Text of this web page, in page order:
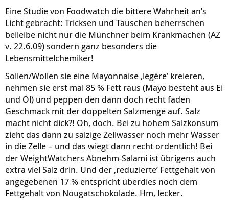
Eine Studie von Foodwatch die bittere Wahrheit an’s
Licht gebracht: Tricksen und Täuschen beherrschen
beileibe nicht nur die Münchner beim Krankmachen (AZ
v. 22.6.09) sondern ganz besonders die
Lebensmittelchemiker!
Sollen/Wollen sie eine Mayonnaise ‚legère’ kreieren,
nehmen sie erst mal 85 % Fett raus (Mayo besteht aus Ei
und Öl) und peppen den dann doch recht faden
Geschmack mit der doppelten Salzmenge auf. Salz
macht nicht dick?! Oh, doch. Bei zu hohem Salzkonsum
zieht das dann zu salzige Zellwasser noch mehr Wasser
in die Zelle – und das wiegt dann recht ordentlich! Bei
der WeightWatchers Abnehm-Salami ist übrigens auch
extra viel Salz drin. Und der ‚reduzierte’ Fettgehalt von
angegebenen 17 % entspricht überdies noch dem
Fettgehalt von Nougatschokolade. Hm, lecker.